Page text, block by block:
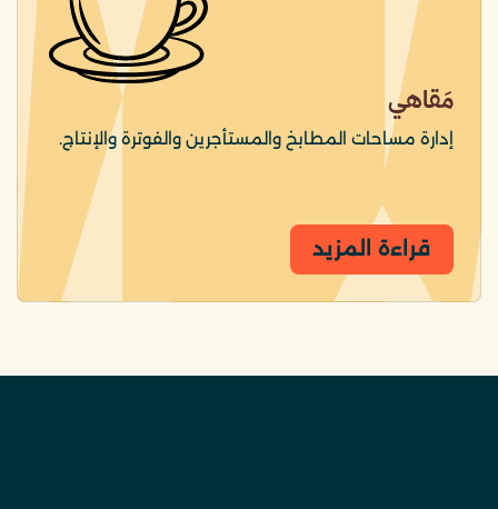
مَقاهي
إدارة مساحات المطابخ والمستأجرين والفوترة والإنتاج.
قراءة المزيد